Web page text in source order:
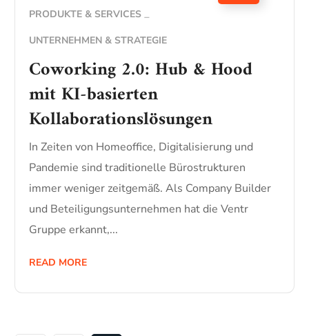
PRODUKTE & SERVICES
UNTERNEHMEN & STRATEGIE
Coworking 2.0: Hub & Hood
mit KI-basierten
Kollaborationslösungen
In Zeiten von Homeoffice, Digitalisierung und
Pandemie sind traditionelle Bürostrukturen
immer weniger zeitgemäß. Als Company Builder
und Beteiligungsunternehmen hat die Ventr
Gruppe erkannt,...
READ MORE